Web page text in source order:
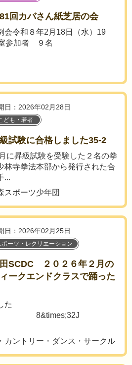
回カバさん紙芝居の会
会令和８年2月18日（水）19
参加者 ９名
日：2026年02月28日
ども・若者
試験に合格しました35-2
に昇級試験を受験した２名の拳
林寺拳法本部から発行された合
...
ポーツ少年団
日：2026年02月25日
ポーツ・レクリエーション
SCDC ２０２６年２月の
ークエンドクラスで踊った
た
8&times;32J
カントリー・ダンス・サークル